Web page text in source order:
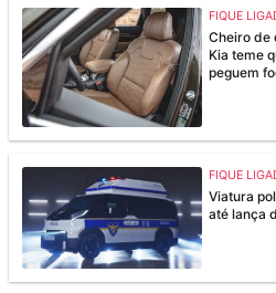
FIQUE
Cheiro de
Kia teme
peguem
FIQUE
Viatura
até lança